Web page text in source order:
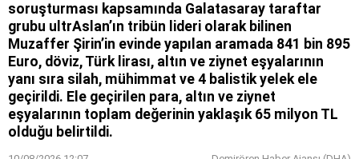
soruşturması kapsamında Galatasaray taraftar
grubu ultrAslan’ın tribün lideri olarak bilinen
Muzaffer Şirin’in evinde yapılan aramada 841 bin 895
Euro, döviz, Türk lirası, altın ve ziynet eşyalarının
yanı sıra silah, mühimmat ve 4 balistik yelek ele
geçirildi. Ele geçirilen para, altın ve ziynet
eşyalarının toplam değerinin yaklaşık 65 milyon TL
olduğu belirtildi.